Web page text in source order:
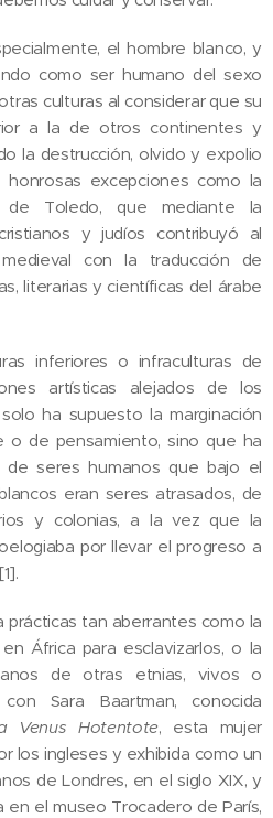
el hombre blanco, y
como ser humano del sexo
culturas al considerar que su
a la de otros continentes y
la destrucción, olvido y expolio
honrosas excepciones como la
de Toledo, que mediante la
y judíos contribuyó al
con la traducción de
literarias y científicas del árabe
inferiores o infraculturas de
artísticas alejados de los
ha supuesto la marginación
o de pensamiento, sino que ha
de seres humanos que bajo el
eran seres atrasados, de
y colonias, a la vez que la
por llevar el progreso a
prácticas tan aberrantes como la
África para esclavizarlos, o la
de otras etnias, vivos o
Sara Baartman, conocida
Venus Hotentote, esta mujer
los ingleses y exhibida como un
de Londres, en el siglo XIX, y
el museo Trocadero de París,